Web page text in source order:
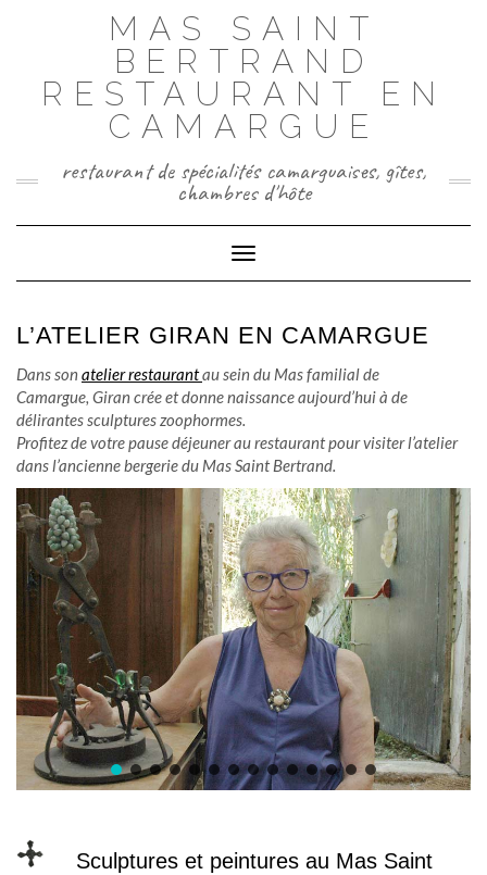
MAS SAINT
BERTRAND
RESTAURANT EN
CAMARGUE
restaurant de spécialités camarguaises, gîtes,
chambres d'hôte
Toggle Navigation
L’ATELIER GIRAN EN CAMARGUE
Dans sonatelier restaurantau sein du Mas familial de
Camargue, Giran crée et donne naissance aujourd’hui à de
délirantes sculptures zoophormes.
Profitez de votre pause déjeuner au restaurant pour visiter l’atelier
dans l’ancienne bergerie du Mas Saint Bertrand.
Sculptures et peintures au Mas Saint